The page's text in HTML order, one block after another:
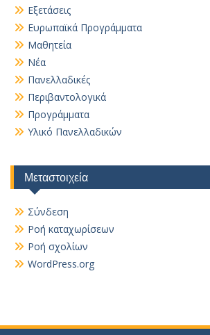
Εξετάσεις
Ευρωπαϊκά Προγράμματα
Μαθητεία
Νέα
Πανελλαδικές
Περιβαντολογικά
Προγράμματα
Υλικό Πανελλαδικών
Μεταστοιχεία
Σύνδεση
Ροή καταχωρίσεων
Ροή σχολίων
WordPress.org